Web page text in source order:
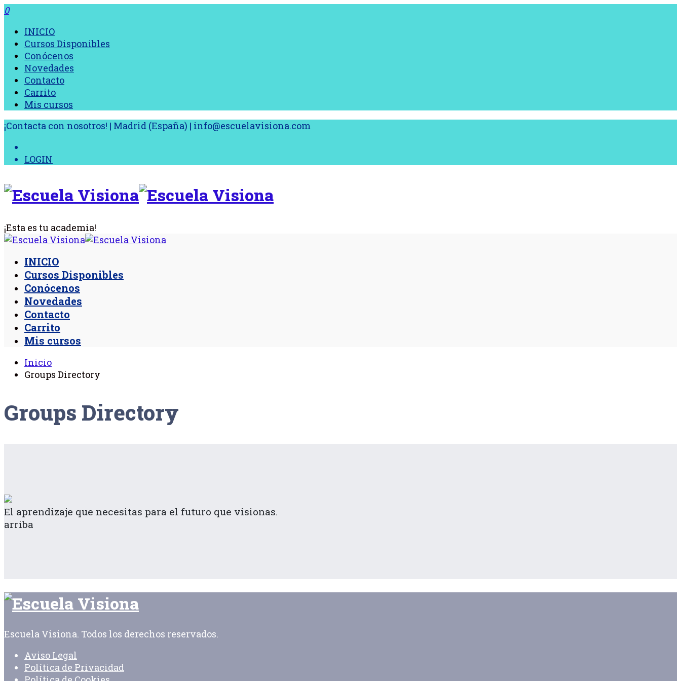
0
INICIO
Cursos Disponibles
Conócenos
Novedades
Contacto
Carrito
Mis cursos
¡Contacta con nosotros! | Madrid (España) | info@escuelavisiona.com
LOGIN
¡Esta es tu academia!
INICIO
Cursos Disponibles
Conócenos
Novedades
Contacto
Carrito
Mis cursos
Inicio
Groups Directory
Groups Directory
El aprendizaje que necesitas para el futuro que visionas.
arriba
Escuela Visiona. Todos los derechos reservados.
Aviso Legal
Política de Privacidad